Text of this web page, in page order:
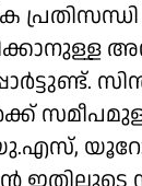
യു.എസ്,